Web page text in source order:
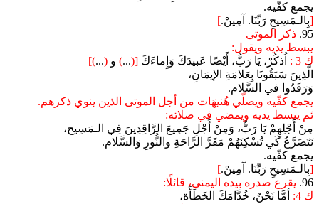
يجمع كفّيه.
[بِالـمَسِيحِ رَبِّنَا. آمِينْ.]
95. ذكر الموتى
يبسط يديه ويقول:
ك 3 :
اُذكُرْ، يَا رَبُّ، أَيْضًا عَبيدَكَ وَإِماءَكَ [(
...
) و (
...
)]
الَّذِينَ سَبَقُونَا بِعَلامَةِ الإيمَانِ،
وَرَقَدُوا في السَّلام.
يجمع كفّيه ويصلّي هُنيهَات من أجل الموتى الذين ينوي ذكرهم.
ثم يبسط يديه ويمضي في صلاته:
مِنْ أَجْلِهِمْ يَا رَبُّ، وَمِنْ أَجْلِ جَمِيعَ الرَّاقِدِينَ فِي الـمَسِيح،
نَتَضَرَّعُ كَي تُسْكِنَهُمْ مَقَرَّ الرَّاحَةِ والنُّورِ وَالسَّلام.
يجمع كفّيه.
[بِالـمَسِيحِ رَبِّنَا. آمِينْ.]
96. يقرع صدره بيده اليمنى، قائلًا:
ك 4:
أمَّا نَحْنُ، خُدَّامَكَ الخَطَأَة،